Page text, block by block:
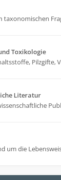
taxonomischen
Toxikologie
Pilzgifte,
Literatur
um die